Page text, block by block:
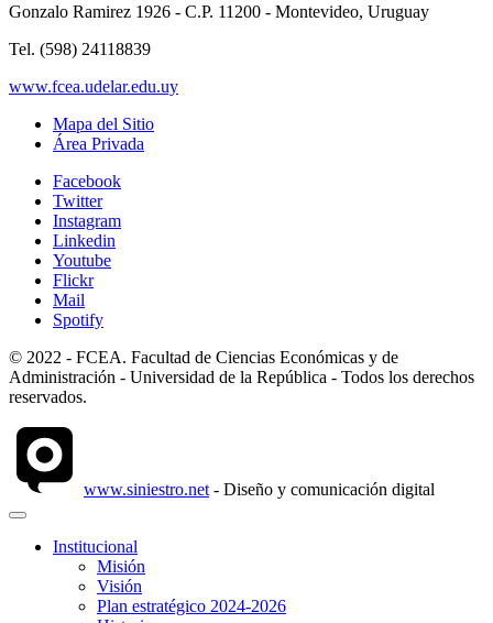
Gonzalo Ramirez 1926 - C.P. 11200 - Montevideo, Uruguay
Tel. (598) 24118839
www.fcea.udelar.edu.uy
Mapa del Sitio
Área Privada
Facebook
Twitter
Instagram
Linkedin
Youtube
Flickr
Mail
Spotify
© 2022 - FCEA. Facultad de Ciencias Económicas y de
Administración - Universidad de la República - Todos los derechos
reservados.
www.siniestro.net - Diseño y comunicación digital
Institucional
Misión
Visión
Plan estratégico 2024-2026